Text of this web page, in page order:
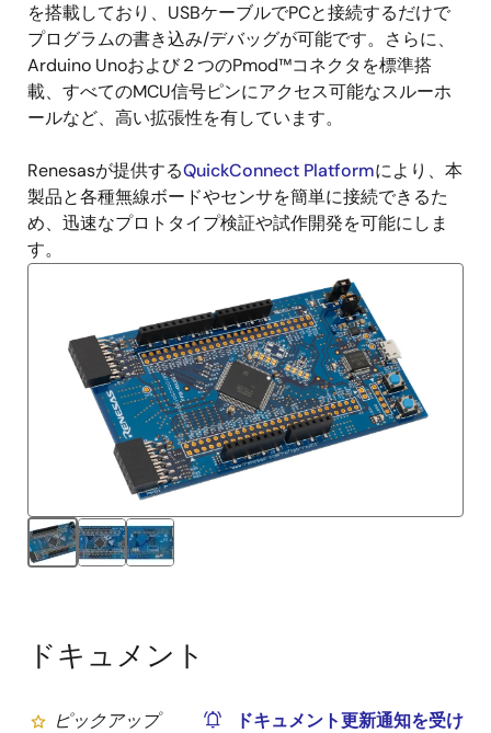
を搭載しており、USBケーブルでPCと接続するだけで
プログラムの書き込み/デバッグが可能です。さらに、
Arduino Unoおよび２つのPmod™コネクタを標準搭
載、すべてのMCU信号ピンにアクセス可能なスルーホ
ールなど、高い拡張性を有しています。
Renesasが提供するQuickConnect Platformにより、本
製品と各種無線ボードやセンサを簡単に接続できるた
め、迅速なプロトタイプ検証や試作開発を可能にしま
す。
ドキュメント
ピックアップ
ドキュメント更新通知を受け